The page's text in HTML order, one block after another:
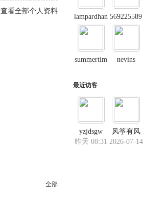
查看全部个人资料
全部
lampardhan 569225589
summertim nevins
最近访客
yzjdsgw
昨天 08:31
风筝有风
2026-07-14